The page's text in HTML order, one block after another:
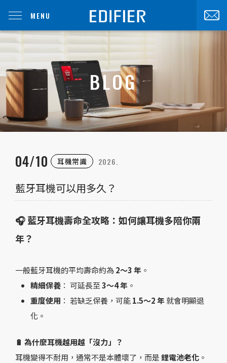
BLOG
04/10 耳機常識 2026.
藍牙耳機可以用多久？
🎧 藍牙耳機壽命全攻略：如何讓耳機多陪你兩
年？
一般藍牙耳機的平均壽命約為2～3 年 。
精細保養 ： 可延長至3～4 年 。
重度使用 ： 若缺乏保養，可能1.5～2 年就會明顯退
化。
🔋 為什麼耳機越用越「沒力」？
耳機變得不耐用，通常不是本體壞了，而是鋰電池老化 。
MENU